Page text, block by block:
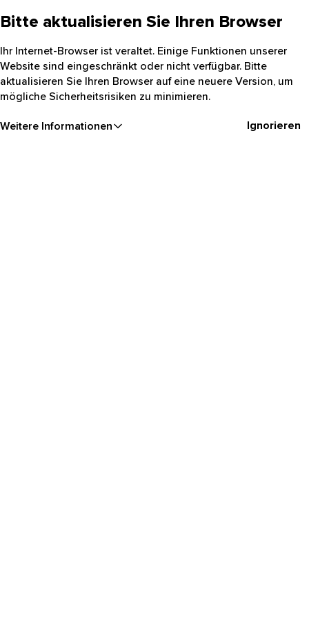
Bitte aktualisieren Sie Ihren Browser
Ihr Internet-Browser ist veraltet. Einige Funktionen unserer
Website sind eingeschränkt oder nicht verfügbar. Bitte
aktualisieren Sie Ihren Browser auf eine neuere Version, um
mögliche Sicherheitsrisiken zu minimieren.
Weitere Informationen Ignorieren